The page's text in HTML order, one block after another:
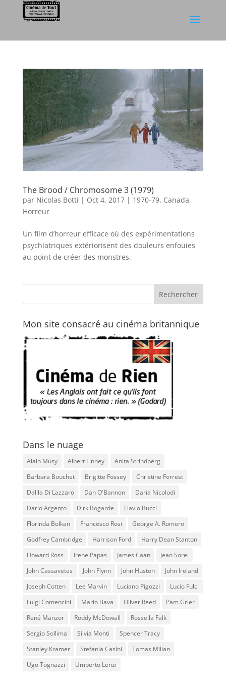
The Brood / Chromosome 3 (1979)
par Nicolas Botti | Oct 4, 2017| 1970-79, Canada,
Horreur
Un film d’horreur efficace où des expérimentations
psychiatriques extériorisent des douleurs enfouies
au point de créer des monstres.
Mon site consacré au cinéma britannique
Dans le nuage
Alain Musy Albert Finney
Anita Strindberg
Barbara Bouchet
Brigitte Fossey
Christine Forrest
Dalila Di Lazzaro
Dan O'Bannon
Daria Nicolodi
Dario Argento
Dirk Bogarde
Flavio Bucci
Florinda Bolkan
Francesco Rosi
George A. Romero
Godfrey Cambridge
Harrison Ford
Harry Dean Stanton
Howard Ross
Irene Papas James Caan
Jean Sorel
John Cassavetes
John Flynn John Huston
John Ireland
Joseph Cotten
Lee Marvin Luciano Pigozzi
Lucio Fulci
Luigi Comencini
Mario Bava Oliver Reed
Pam Grier
René Manzor
Roddy McDowall
Rossella Falk
Sergio Sollima
Silvia Monti
Spencer Tracy
Stanley Kramer
Stefania Casini
Tomas Milian
Ugo Tognazzi
Umberto Lenzi